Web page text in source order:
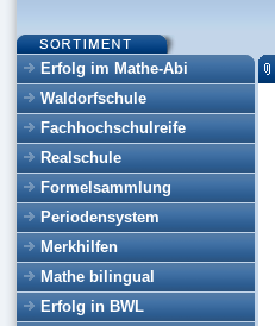
Erfolg im Mathe-Abi
Waldorfschule
Fachhochschulreife
Realschule
Formelsammlung
Periodensystem
Merkhilfen
Mathe bilingual
Erfolg in BWL